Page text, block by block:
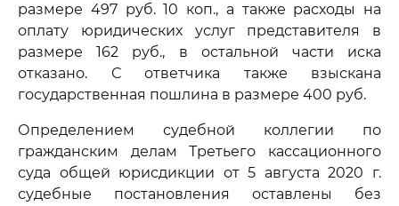
размере 497 руб. 10 коп., а также расходы на
оплату юридических услуг представителя в
размере 162 руб., в остальной части иска
отказано. С ответчика также взыскана
государственная пошлина в размере 400 руб.
Определением судебной коллегии по
гражданским делам Третьего кассационного
суда общей юрисдикции от 5 августа 2020 г.
судебные постановления оставлены без